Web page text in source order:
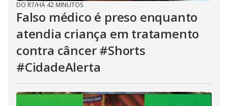
DO R7/HÁ 42 MINUTOS
Falso médico é preso enquanto
atendia criança em tratamento
contra câncer #Shorts
#CidadeAlerta